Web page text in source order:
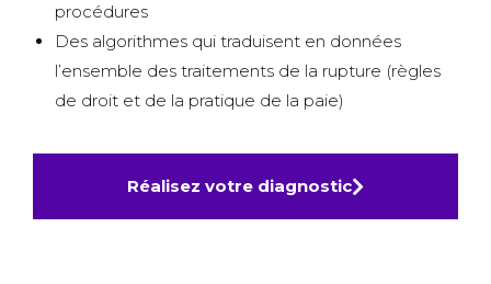
procédures
Des algorithmes qui traduisent en données
l’ensemble des traitements de la rupture (règles
de droit et de la pratique de la paie)
Réalisez votre diagnostic